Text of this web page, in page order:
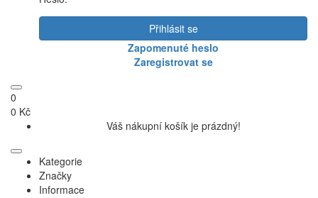
Přihlásit se
Zapomenuté heslo
Zaregistrovat se
0
0 Kč
Váš nákupní košík je prázdný!
Kategorie
Značky
Informace